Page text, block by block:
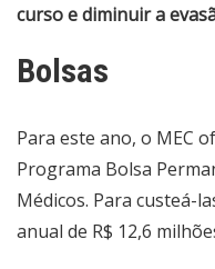
curso e diminuir a
Bolsas
Para este ano, o MEC
Programa Bolsa
Médicos. Para custeá-
anual de R$ 12,6